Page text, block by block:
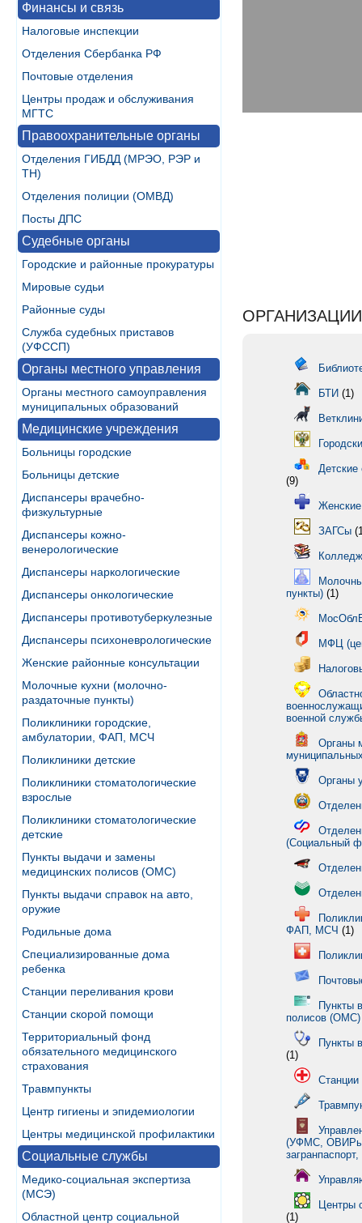
Финансы и связь
Налоговые инспекции
Отделения Сбербанка РФ
Почтовые отделения
Центры продаж и обслуживания
МГТС
Правоохранительные органы
Отделения ГИБДД (МРЭО, РЭР и
ТН)
Отделения полиции (ОМВД)
Посты ДПС
Судебные органы
Городские и районные прокуратуры
Мировые судьи
Районные суды
Служба судебных приставов
(УФССП)
Органы местного управления
Органы местного самоуправления
муниципальных образований
Медицинские учреждения
Больницы городские
Больницы детские
Диспансеры врачебно-
физкультурные
Диспансеры кожно-
венерологические
Диспансеры наркологические
Диспансеры онкологические
Диспансеры противотуберкулезные
Диспансеры психоневрологические
Женские районные консультации
Молочные кухни (молочно-
раздаточные пункты)
Поликлиники городские,
амбулатории, ФАП, МСЧ
Поликлиники детские
Поликлиники стоматологические
взрослые
Поликлиники стоматологические
детские
Пункты выдачи и замены
медицинских полисов (ОМС)
Пункты выдачи справок на авто,
оружие
Родильные дома
Специализированные дома
ребенка
Станции переливания крови
Станции скорой помощи
Территориальный фонд
обязательного медицинского
страхования
Травмпункты
Центр гигиены и эпидемиологии
Центры медицинской профилактики
Социальные службы
Медико-социальная экспертиза
(МСЭ)
Областной центр социальной
БТИ (1)
(9)
Женские
ЗАГСы
пункты) (1)
МФЦ
военной
Органы
Органы
(Социальный
ФАП, МСЧ (1)
Пункты
полисов (ОМС)
Пункты
(1)
(УФМС, ОВИРы,
Центры
(1)